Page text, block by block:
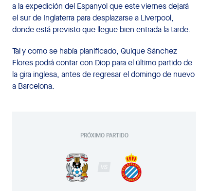
a la expedición del Espanyol que este viernes dejará
el sur de Inglaterra para desplazarse a Liverpool,
donde está previsto que llegue bien entrada la tarde.
Tal y como se había planificado, Quique Sánchez
Flores podrá contar con Diop para el último partido de
la gira inglesa, antes de regresar el domingo de nuevo
a Barcelona.
PRÓXIMO PARTIDO
VS